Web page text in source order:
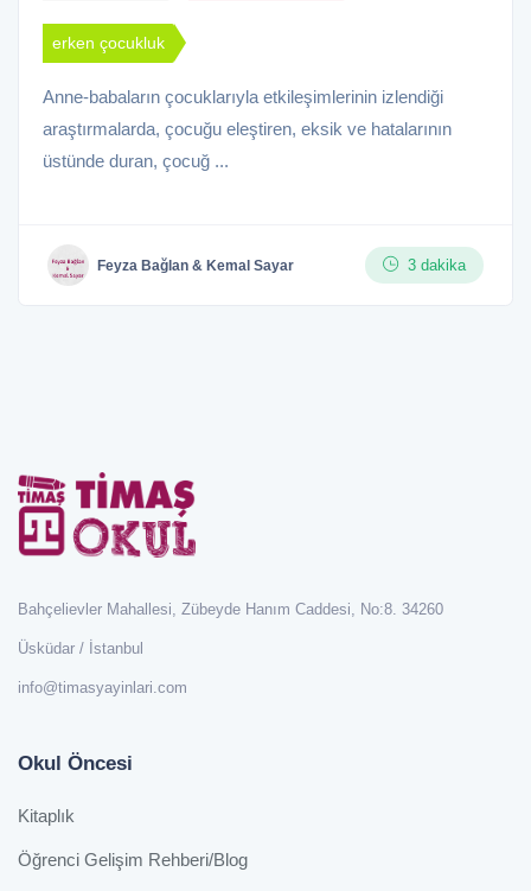
erken çocukluk
Anne-babaların çocuklarıyla etkileşimlerinin izlendiği
araştırmalarda, çocuğu eleştiren, eksik ve hatalarının
üstünde duran, çocuğ ...
Feyza Bağlan & Kemal Sayar 3 dakika
Bahçelievler Mahallesi, Zübeyde Hanım Caddesi, No:8. 34260
Üsküdar / İstanbul
info@timasyayinlari.com
Okul Öncesi
Kitaplık
Öğrenci Gelişim Rehberi/Blog